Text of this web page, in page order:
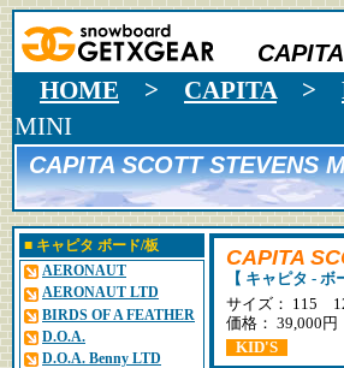
HOME > CAPITA>
MINI
CAPITA SCOTT STEVENS
■ キャピタ ボード/板
AERONAUT
AERONAUT LTD
BIRDS OF A FEATHER
D.O.A.
D.O.A. Benny LTD
CAPITA
【 キャピタ -
サイズ： 115
価格： 39,000円
KID'S